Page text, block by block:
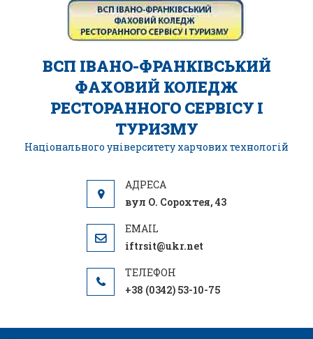
ВСП ІВАНО-ФРАНКІВСЬКИЙ
ФАХОВИЙ КОЛЕДЖ
РЕСТОРАННОГО СЕРВІСУ І
ТУРИЗМУ
Національного університету харчових технологій
вул О. Сорохтея, 43
iftrsit@ukr.net
+38 (0342) 53-10-75